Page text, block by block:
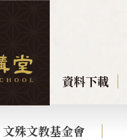
文殊文教基金會
資料下載